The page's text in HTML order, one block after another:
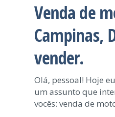
Venda de
Campinas,
vender.
Olá, pessoal! Hoje
um assunto que
vocês: venda de